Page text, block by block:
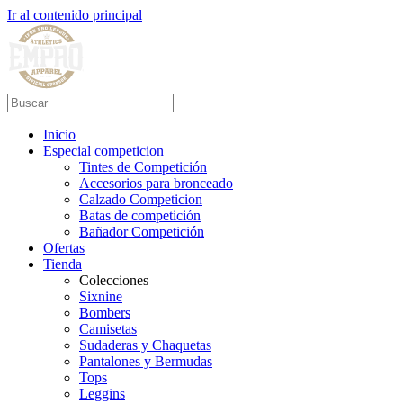
Ir al contenido principal
Inicio
Especial competicion
Tintes de Competición
Accesorios para bronceado
Calzado Competicion
Batas de competición
Bañador Competición
Ofertas
Tienda
Colecciones
Sixnine
Bombers
Camisetas
Sudaderas y Chaquetas
Pantalones y Bermudas
Tops
Leggins